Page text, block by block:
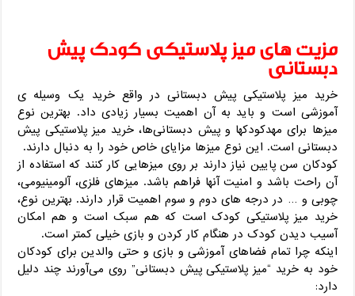
مزیت‌ های میز پلاستیکی کودک پیش
دبستانی
خرید میز پلاستیکی پیش دبستانی در واقع خرید یک وسیله‌ ی
آموزشی است و باید به آن اهمیت بسیار زیادی داد. بهترین نوع
میزها برای مهدکودکها و پیش دبستانی‌ها، خرید میز پلاستیکی پیش
دبستانی است. این نوع میزها مزایای خاص خود را به دنبال دارند.
کودکان سن پایین نیاز دارند بر روی میزهایی کار کنند که استفاده از
آن راحت باشد و امنیت آنها فراهم باشد. میزهای فلزی، آلومینیومی،
چوبی و … در درجه‌ های دوم و سوم اهمیت قرار دارند. بهترین نوع،
خرید میز پلاستیکی کودک است که هم سبک است و هم امکان
آسیب دیدن کودک در هنگام کار کردن و بازی خیلی کمتر است.
اینکه چرا تمام فضاهای آموزشی و بازی و حتی والدین برای کودکان
خود به خرید “میز پلاستیکی پیش دبستانی” روی می‌آورند چند دلیل
دارد: